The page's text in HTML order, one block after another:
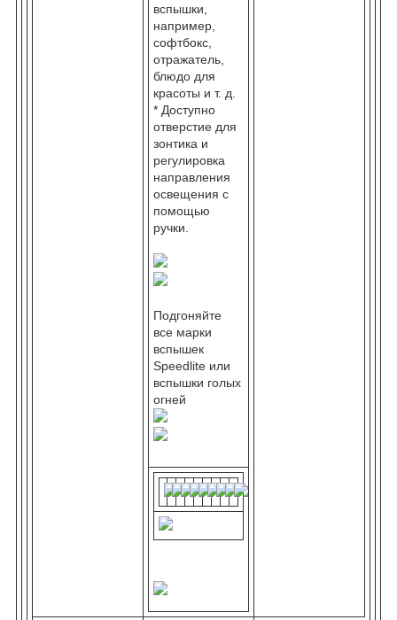
вспышки,
например,
софтбокс,
отражатель,
блюдо для
красоты и т. д.
* Доступно
отверстие для
зонтика и
регулировка
направления
освещения с
помощью
ручки.
Подгоняйте
все марки
вспышек
Speedlite или
вспышки голых
огней